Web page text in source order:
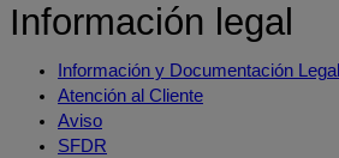
Información legal
Información y Documentación Legal
Atención al Cliente
Aviso
SFDR